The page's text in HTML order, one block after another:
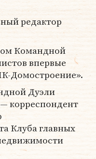
редактор
Командной
впервые
Домостроение».
Дуэли
корреспондент
Клуба главных